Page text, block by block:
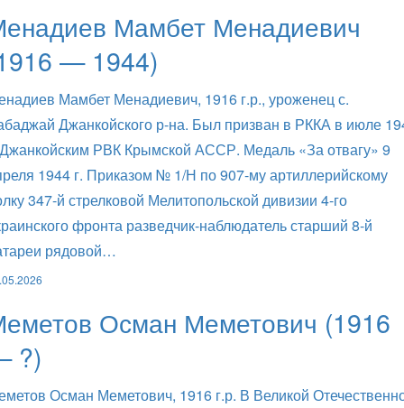
Мамбет Менадиевич
— 1944)
Мамбет Менадиевич, 1916 г.р., уроженец с.
Джанкойского р-на. Был призван в РККА в июле
РВК Крымской АССР. Медаль «За отвагу» 9
1944 г. Приказом № 1/Н по 907-му артиллерийскому
347-й стрелковой Мелитопольской дивизии 4-го
фронта разведчик-наблюдатель старший 8-й
рядовой…
Осман Меметович (1916
?)
Осман Меметович, 1916 г.р. В Великой